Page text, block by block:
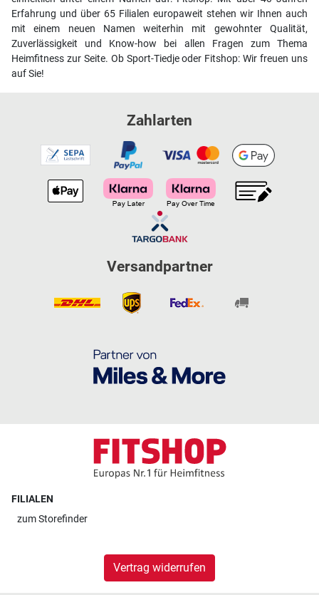
Erfahrung und über 65 Filialen europaweit stehen wir Ihnen auch
mit einem neuen Namen weiterhin mit gewohnter Qualität,
Zuverlässigkeit und Know-how bei allen Fragen zum Thema
Heimfitness zur Seite. Ob Sport-Tiedje oder Fitshop: Wir freuen uns
auf Sie!
Zahlarten
Versandpartner
FILIALEN
zumStorefinder
Vertrag widerrufen